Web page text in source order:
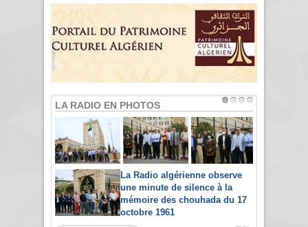
LA RADIO EN PHOTOS
La Radio algérienne observe
une minute de silence à la
mémoire des chouhada du 17
octobre 1961